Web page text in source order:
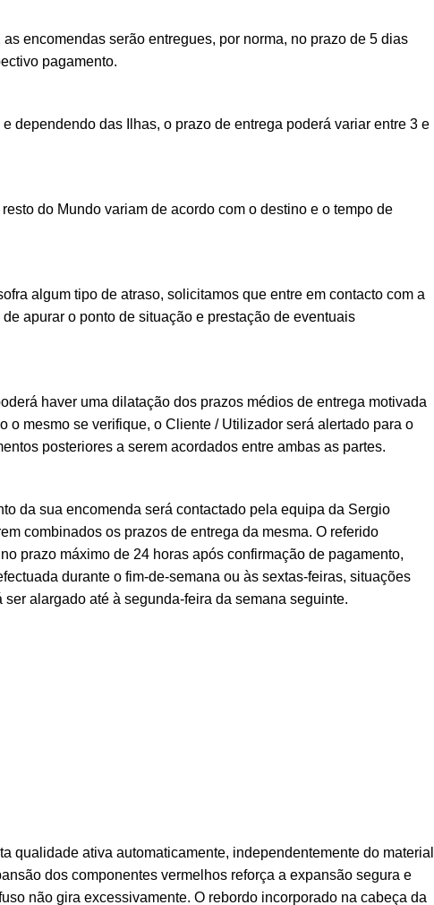
encomendas serão entregues, por norma, no prazo de 5 dias
pagamento.
dependendo das Ilhas, o prazo de entrega poderá variar entre 3 e
do Mundo variam de acordo com o destino e o tempo de
algum tipo de atraso, solicitamos que entre em contacto com a
apurar o ponto de situação e prestação de eventuais
haver uma dilatação dos prazos médios de entrega motivada
o mesmo se verifique, o Cliente / Utilizador será alertado para o
posteriores a serem acordados entre ambas as partes.
da sua encomenda será contactado pela equipa da Sergio
combinados os prazos de entrega da mesma. O referido
prazo máximo de 24 horas após confirmação de pagamento,
durante o fim-de-semana ou às sextas-feiras, situações
ser alargado até à segunda-feira da semana seguinte.
qualidade ativa automaticamente, independentemente do material
dos componentes vermelhos reforça a expansão segura e
não gira excessivamente. O rebordo incorporado na cabeça da